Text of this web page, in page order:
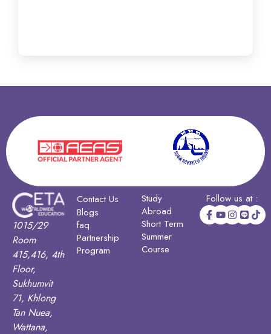
1015/29
Room
415,416, 4th
Floor,
Sukhumvit
71, Khlong
Tan Nuea,
Wattana,
Contact Us
Blogs
faq
Partnership
Program
Study
Abroad
Short Term
Summer
Course
Follow us at :